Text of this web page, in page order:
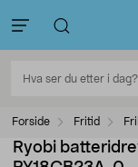
Forside Fritid
Ryobi